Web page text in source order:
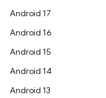
Android 17
Android 16
Android 15
Android 14
Android 13